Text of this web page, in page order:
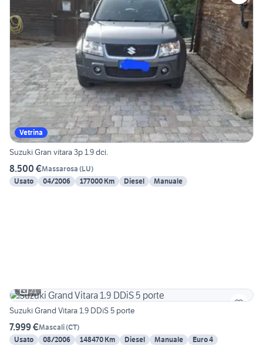
Vetrina
Suzuki Gran vitara 3p 1.9 dci.
8.500 €Massarosa (LU)
Usato
04/2006 177000 Km Diesel Manuale
21
Suzuki Grand Vitara 1.9 DDiS 5 porte
7.999 €Mascali(CT)
Usato
08/2006 148470 Km Diesel Manuale
Euro 4